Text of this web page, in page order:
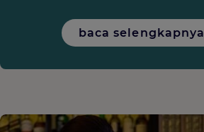
baca selengkapnya